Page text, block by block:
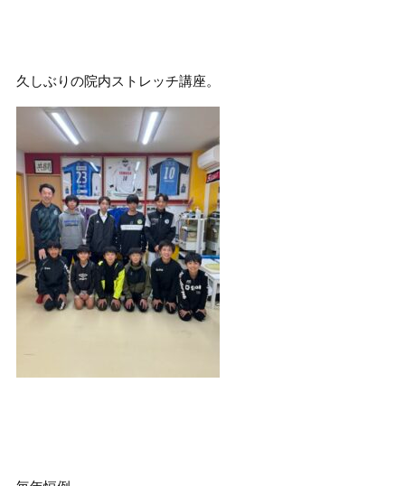
久しぶりの院内ストレッチ講座。